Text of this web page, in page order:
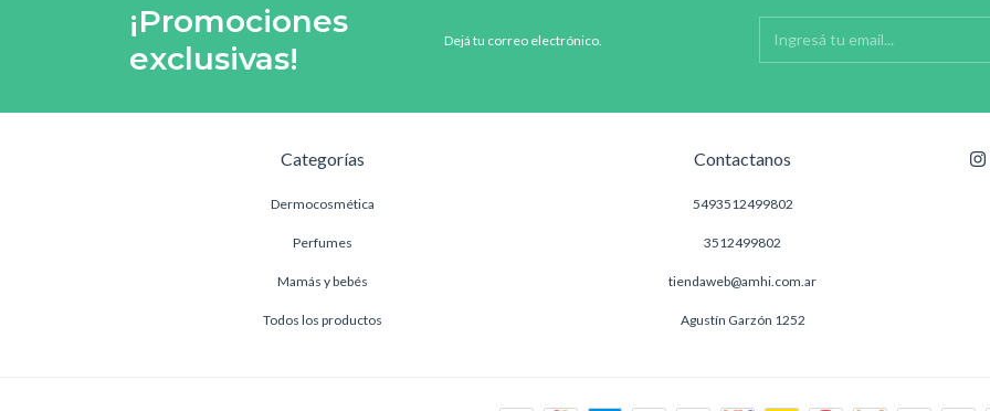
¡Promociones
exclusivas!
Dejá tu correo electrónico.
Categorías
Dermocosmética
Perfumes
Mamás y bebés
Todos los productos
Contactanos
5493512499802
3512499802
tiendaweb@amhi.com.ar
Agustín Garzón 1252